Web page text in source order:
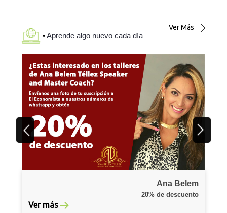
•Aprende algo nuevo cada día
Ver Más
Ver más
Ana Belem
20% de descuento